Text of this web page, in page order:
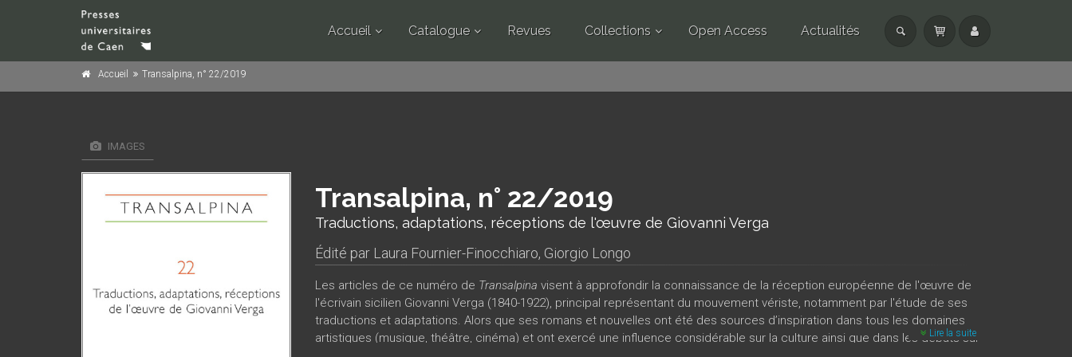
Accueil Catalogue Revues Collections Open Access Actualités
Accueil Transalpina, n° 22/2019
IMAGES
Transalpina, n° 22/2019
Traductions, adaptations, réceptions de l'œuvre de Giovanni Verga
Édité par Laura Fournier-Finocchiaro, Giorgio Longo
Les articles de ce numéro de Transalpina visent à approfondir la connaissance de la réception européenne de l'œuvre de
l'écrivain sicilien Giovanni Verga (1840-1922), principal représentant du mouvement vériste, notamment par l'étude de ses
traductions et adaptations. Alors que ses romans et nouvelles ont été des sources d’inspiration dans tous les domaines
artistiques (musique, théâtre, cinéma) et ont exercé une influence considérable sur la culture ainsi que dans les débats sur
Lire la suite